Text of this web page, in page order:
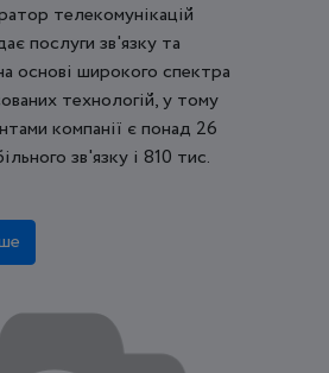
телекомунікацій
послуги зв'язку та
основі широкого спектра
технологій, у тому
компанії є понад 26
зв'язку і 810 тис.